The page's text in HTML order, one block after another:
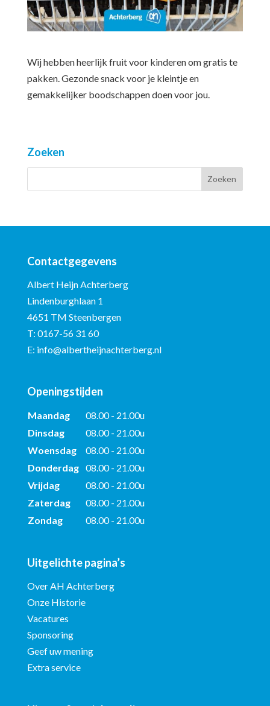
Wij hebben heerlijk fruit voor kinderen om gratis te
pakken. Gezonde snack voor je kleintje en
gemakkelijker boodschappen doen voor jou.
Zoeken
Contactgegevens
Albert Heijn Achterberg
Lindenburghlaan 1
4651 TM Steenbergen
T: 0167-56 31 60
E: info@albertheijnachterberg.nl
Openingstijden
Maandag
08.00 - 21.00u
Dinsdag
08.00 - 21.00u
Woensdag
08.00 - 21.00u
Donderdag 08.00 - 21.00u
Vrijdag
08.00 - 21.00u
Zaterdag
08.00 - 21.00u
Zondag
08.00 - 21.00u
Uitgelichte pagina’s
Over AH Achterberg
Onze Historie
Vacatures
Sponsoring
Geef uw mening
Extra service